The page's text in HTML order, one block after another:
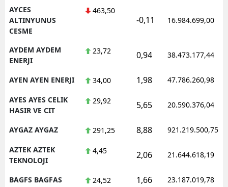
AYCES
ALTINYUNUS
CESME
463,50
-0,11 16.984.699,00
AYDEM AYDEM
ENERJI
23,72 0,94 38.473.177,44
AYEN AYEN ENERJI 34,00 1,98 47.786.260,98
AYES AYES CELIK
HASIR VE CIT
29,92 5,65 20.590.376,04
AYGAZ AYGAZ 291,25 8,88 921.219.500,75
AZTEK AZTEK
TEKNOLOJI
4,45 2,06 21.644.618,19
BAGFS BAGFAS 24,52 1,66 23.187.019,78